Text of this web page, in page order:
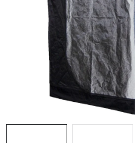
Geschäftsbewertung
Datenschutzerklärung